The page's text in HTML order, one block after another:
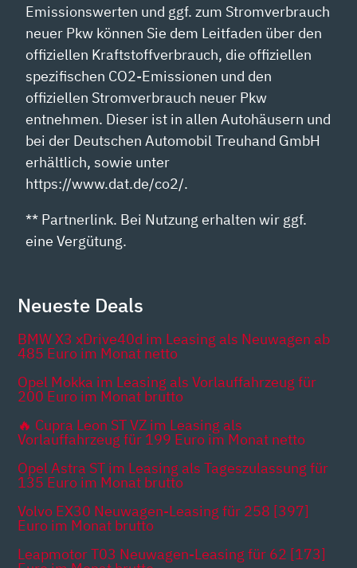
Emissionswerten und ggf. zum Stromverbrauch
neuer Pkw können Sie dem Leitfaden über den
offiziellen Kraftstoffverbrauch, die offiziellen
spezifischen CO2-Emissionen und den
offiziellen Stromverbrauch neuer Pkw
entnehmen. Dieser ist in allen Autohäusern und
bei der Deutschen Automobil Treuhand GmbH
erhältlich, sowie unter
https://www.dat.de/co2/.
** Partnerlink. Bei Nutzung erhalten wir ggf.
eine Vergütung.
Neueste Deals
BMW X3 xDrive40d im Leasing als Neuwagen ab
485 Euro im Monat netto
Opel Mokka im Leasing als Vorlauffahrzeug für
200 Euro im Monat brutto
🔥 Cupra Leon ST VZ im Leasing als
Vorlauffahrzeug für 199 Euro im Monat netto
Opel Astra ST im Leasing als Tageszulassung für
135 Euro im Monat brutto
Volvo EX30 Neuwagen-Leasing für 258 [397]
Euro im Monat brutto
Leapmotor T03 Neuwagen-Leasing für 62 [173]